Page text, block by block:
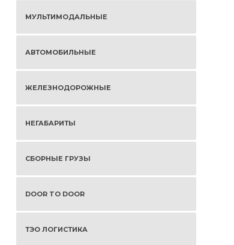
МУЛЬТИМОДАЛЬНЫЕ
АВТОМОБИЛЬНЫЕ
ЖЕЛЕЗНОДОРОЖНЫЕ
НЕГАБАРИТЫ
СБОРНЫЕ ГРУЗЫ
DOOR TO DOOR
ТЭО ЛОГИСТИКА